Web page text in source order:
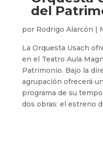
del
por Rodrigo Alarcón |
La Orquesta Usach
en el Teatro Aula
Patrimonio. Bajo la
agrupación ofrecerá
programa de su
dos obras: el estreno